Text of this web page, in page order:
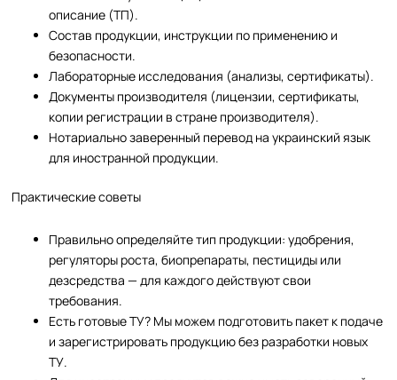
описание (ТП).
Состав продукции, инструкции по применению и
безопасности.
Лабораторные исследования (анализы, сертификаты).
Документы производителя (лицензии, сертификаты,
копии регистрации в стране производителя).
Нотариально заверенный перевод на украинский язык
для иностранной продукции.
Практические советы
Правильно определяйте тип продукции: удобрения,
регуляторы роста, биопрепараты, пестициды или
дезсредства — для каждого действуют свои
требования.
Есть готовые ТУ? Мы можем подготовить пакет к подаче
и зарегистрировать продукцию без разработки новых
ТУ.